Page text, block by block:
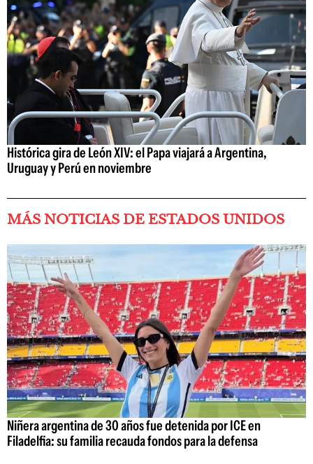
Histórica gira de León XIV: el Papa viajará a Argentina,
Uruguay y Perú en noviembre
MÁS NOTICIAS DE ESTADOS UNIDOS
Niñera argentina de 30 años fue detenida por ICE en
Filadelfia: su familia recauda fondos para la defensa